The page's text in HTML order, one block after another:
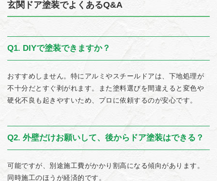
玄関ドア塗装でよくあるQ&A
Q1. DIYで塗装できますか？
おすすめしません。特にアルミやスチールドアは、下地処理が
不十分だとすぐ剥がれます。また塗料選びを間違えると変色や
硬化不良も起きやすいため、プロに依頼するのが安心です。
Q2. 外壁だけお願いして、後からドア塗装はできる？
可能ですが、別途施工費がかかり割高になる傾向があります。
同時施工のほうが経済的です。